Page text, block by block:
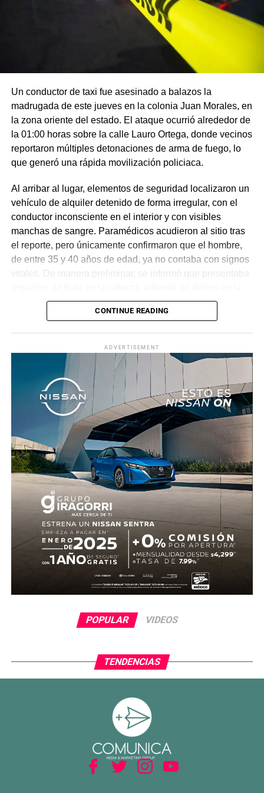
Un conductor de taxi fue asesinado a balazos la
madrugada de este jueves en la colonia Juan Morales, en
la zona oriente del estado. El ataque ocurrió alrededor de
la 01:00 horas sobre la calle Lauro Ortega, donde vecinos
reportaron múltiples detonaciones de arma de fuego, lo
que generó una rápida movilización policiaca.
Al arribar al lugar, elementos de seguridad localizaron un
vehículo de alquiler detenido de forma irregular, con el
conductor inconsciente en el interior y con visibles
manchas de sangre. Paramédicos acudieron al sitio tras
el reporte, pero únicamente confirmaron que el hombre,
de entre 35 y 40 años de edad, ya no contaba con signos
vitales. De manera preliminar, se informó que presentaba
puerta del lado del conductor.
realizaron las diligencias correspondientes y el
levantamiento del cuerpo. Hasta el momento no se
cuenta con información sobre los agresores, y el cadáver
fue trasladado al Servicio Médico Forense en espera de
ser identificado, en tanto continúan las investigaciones.
CONTINUE READING
ADVERTISEMENT
POPULAR VIDEOS
TENDENCIAS